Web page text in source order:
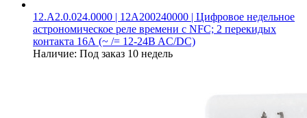
12.A2.0.024.0000 | 12A200240000 | Цифровое недельное
астрономическое реле времени c NFC; 2 перекидых
контакта 16А (~ /= 12-24B AC/DC)
Наличие: Под заказ 10 недель